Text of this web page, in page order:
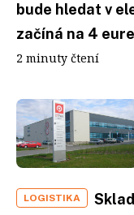
bude hledat v
začíná na 4
2 minuty čtení
LOGISTIKA